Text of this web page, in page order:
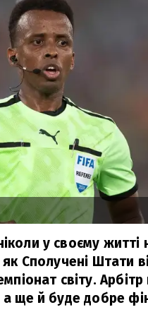
у своєму житті
Сполучені Штати
світу. Арбітр
а ще й буде добре